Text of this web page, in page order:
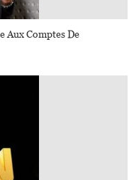
Aux Comptes De